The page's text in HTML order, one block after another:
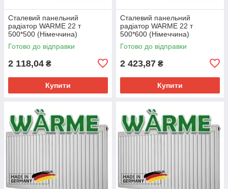
Сталевий панельний
радіатор WARME 22 т
500*500 (Німеччина)
Готово до відправки
2 118,04 ₴
Купити
Сталевий панельний
радіатор WARME 22 т
500*600 (Німеччина)
Готово до відправки
2 423,87 ₴
Купити